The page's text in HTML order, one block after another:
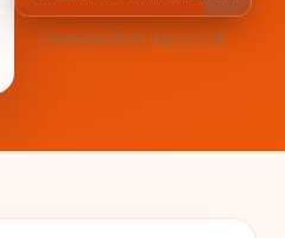
CemerlanTrust · kpc.co.id